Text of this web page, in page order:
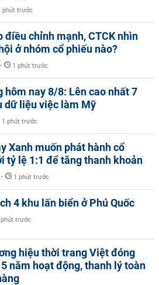
phút trước
điều chỉnh mạnh, CTCK nhìn
ở nhóm cổ phiếu nào?
- 1 phút trước
hôm nay 8/8: Lên cao nhất 7
dữ liệu việc làm Mỹ
1 phút trước
Xanh muốn phát hành cổ
tỷ lệ 1:1 để tăng thanh khoản
- 1 phút trước
4 khu lấn biển ở Phú Quốc
phút trước
hiệu thời trang Việt đóng
năm hoạt động, thanh lý toàn